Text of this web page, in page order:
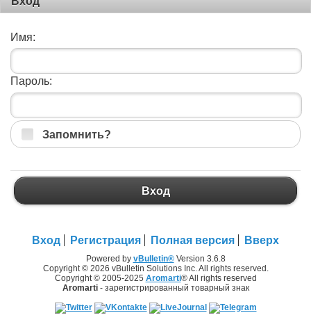
Имя:
Пароль:
Запомнить?
Вход
Вход Регистрация Полная версия Вверх
Powered by vBulletin®Version 3.6.8
Copyright © 2026 vBulletin Solutions Inc. All rights reserved.
Copyright © 2005-2025 Aromarti® All rights reserved
Aromarti- зарегистрированный товарный знак